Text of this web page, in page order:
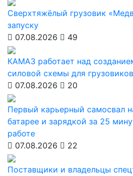
Сверхтяжёлый грузовик
запуску
07.08.2026
49
КАМАЗ работает над
силовой схемы для
07.08.2026
20
Первый карьерный самосвал
батарее и зарядкой за 25
работе
07.08.2026
22
Поставщики и владельцы